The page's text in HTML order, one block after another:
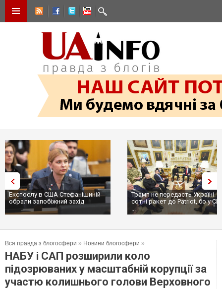
Експослу в США Стефанішиній
обрали запобіжний захід
Трамп не передасть Україні
сотні ракет до Patriot, бо у
...
Вся правда з блогосфери » Новини блогосфери »
НАБУ і САП розширили коло
підозрюваних у масштабній корупції за
участю колишнього голови Верховного